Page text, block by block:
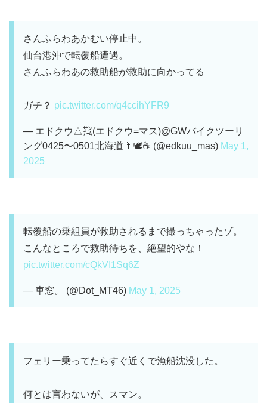
さんふらわあかむい停止中。
仙台港沖で転覆船遭遇。
さんふらわあの救助船が救助に向かってる
ガチ？ pic.twitter.com/q4ccihYFR9
— エドクウ△㌠(エドクウ=マス)@GWバイクツーリ
ング0425〜0501北海道🌂🕊☕️ (@edkuu_mas) May 1,
2025
転覆船の乗組員が救助されるまで撮っちゃったゾ。
こんなところで救助待ちを、絶望的やな！
pic.twitter.com/cQkVI1Sq6Z
— 車窓。 (@Dot_MT46) May 1, 2025
フェリー乗ってたらすぐ近くで漁船沈没した。
何とは言わないが、スマン。